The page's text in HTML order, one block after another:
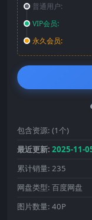
普通用户:
VIP会员:
永久会员:
包含资源: (1个)
最近更新: 2025-11-
累计销量: 235
网盘类型: 百度网盘
图片数量: 40P